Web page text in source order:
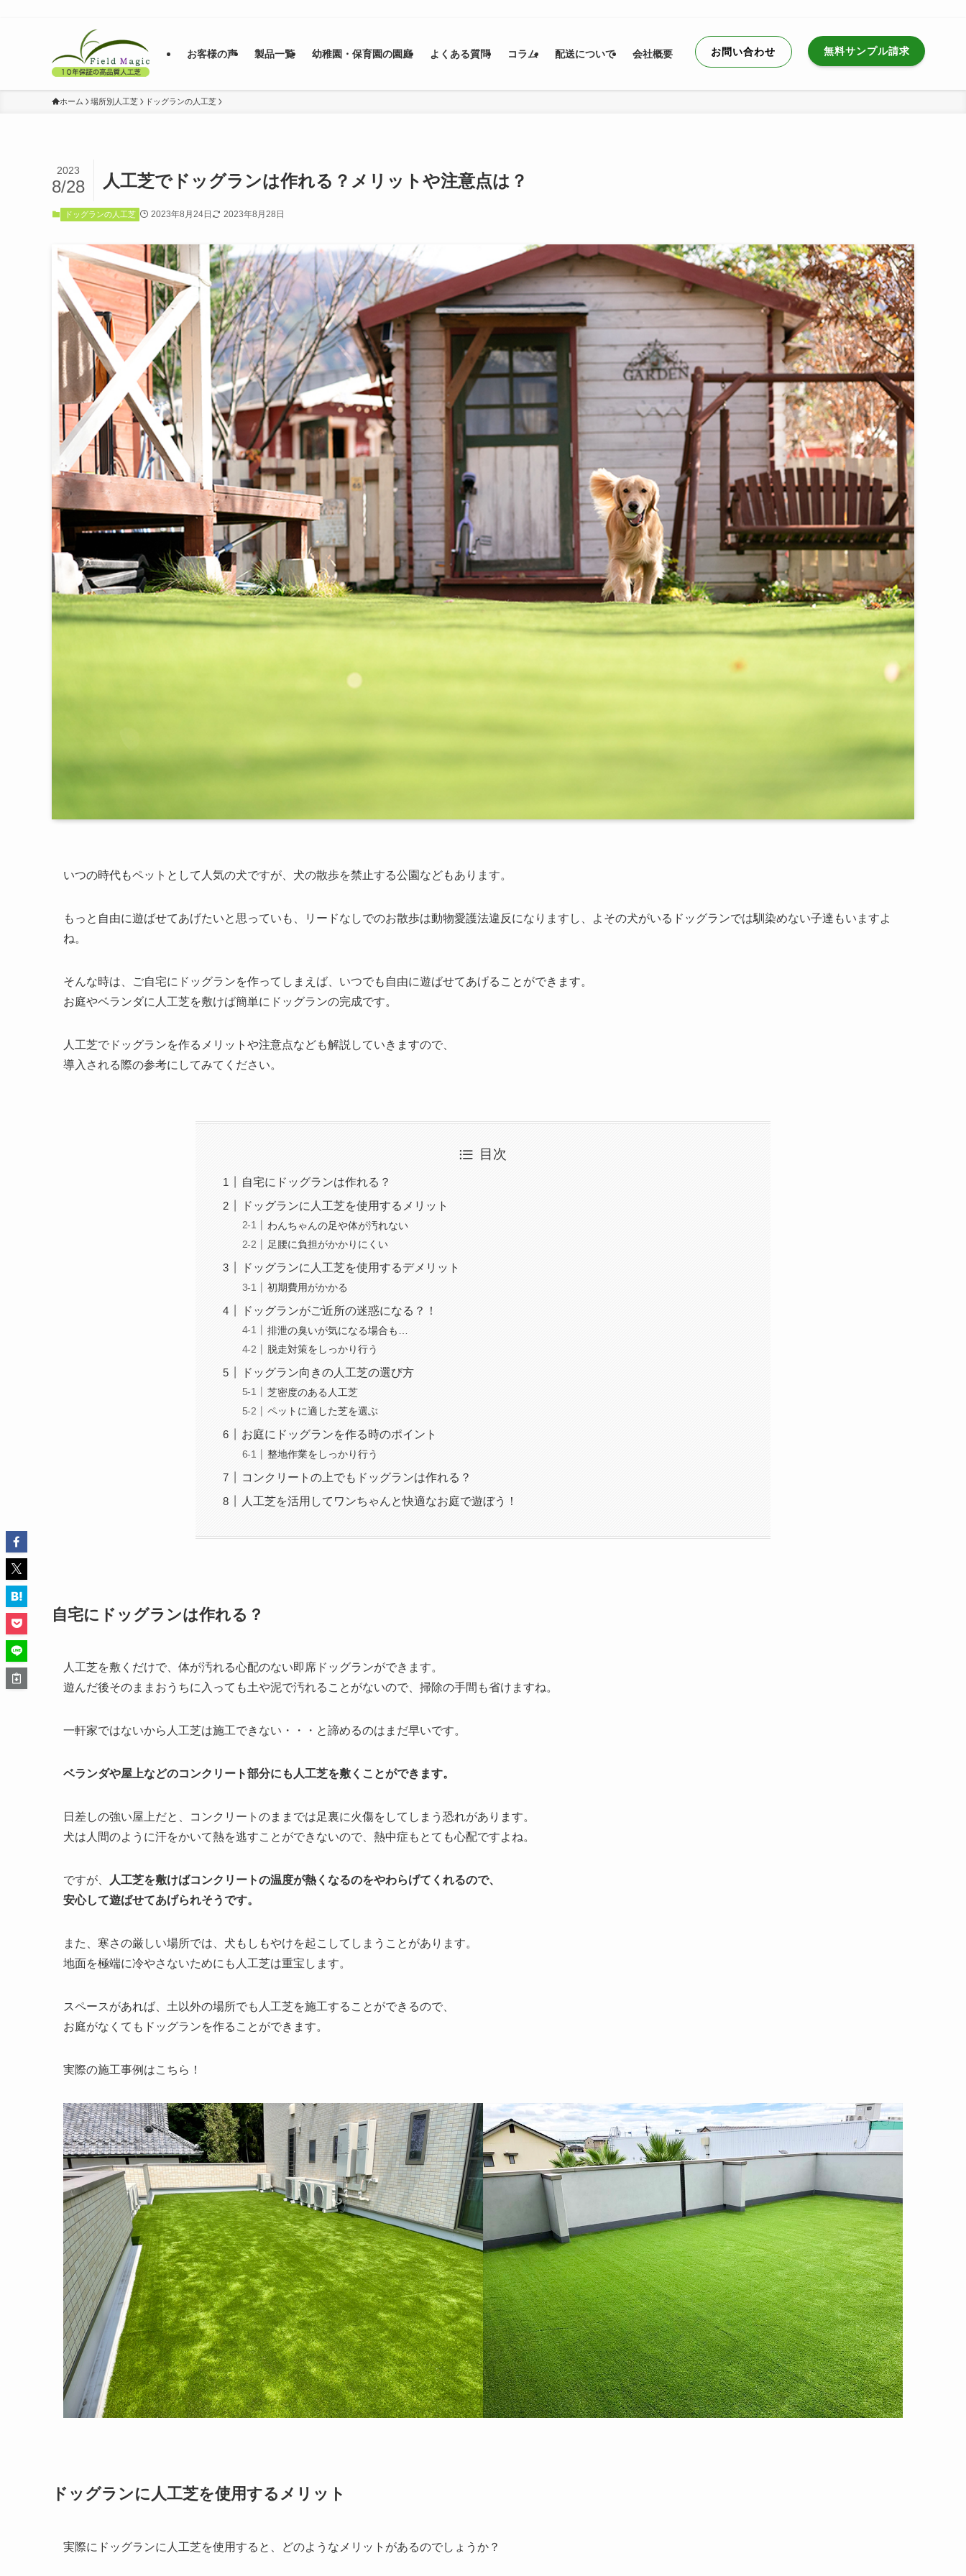
お客様の声 製品一覧 幼稚園・保育園の園庭 よくある質問 コラム 配送について 会社概要 お問い合わせ 無料サンプル請求
ホーム 場所別人工芝 ドッグランの人工芝
人工芝でドッグランは作れる？メリットや注意点は？
2023
8/28
ドッグランの人工芝 2023年8月24日 2023年8月28日
いつの時代もペットとして人気の犬ですが、犬の散歩を禁止する公園などもあります。
もっと自由に遊ばせてあげたいと思っていも、リードなしでのお散歩は動物愛護法違反になりますし、よその犬がいるドッグランでは馴染めない子達もいますよ
ね。
そんな時は、ご自宅にドッグランを作ってしまえば、いつでも自由に遊ばせてあげることができます。
お庭やベランダに人工芝を敷けば簡単にドッグランの完成です。
人工芝でドッグランを作るメリットや注意点なども解説していきますので、
導入される際の参考にしてみてください。
目次
自宅にドッグランは作れる？
ドッグランに人工芝を使用するメリット
わんちゃんの足や体が汚れない
足腰に負担がかかりにくい
ドッグランに人工芝を使用するデメリット
初期費用がかかる
ドッグランがご近所の迷惑になる？！
排泄の臭いが気になる場合も…
脱走対策をしっかり行う
ドッグラン向きの人工芝の選び方
芝密度のある人工芝
ペットに適した芝を選ぶ
お庭にドッグランを作る時のポイント
整地作業をしっかり行う
コンクリートの上でもドッグランは作れる？
人工芝を活用してワンちゃんと快適なお庭で遊ぼう！
自宅にドッグランは作れる？
人工芝を敷くだけで、体が汚れる心配のない即席ドッグランができます。
遊んだ後そのままおうちに入っても土や泥で汚れることがないので、掃除の手間も省けますね。
一軒家ではないから人工芝は施工できない・・・と諦めるのはまだ早いです。
ベランダや屋上などのコンクリート部分にも人工芝を敷くことができます。
日差しの強い屋上だと、コンクリートのままでは足裏に火傷をしてしまう恐れがあります。
犬は人間のように汗をかいて熱を逃すことができないので、熱中症もとても心配ですよね。
ですが、
人工芝を敷けばコンクリートの温度が熱くなるのをやわらげてくれるので、
安心して遊ばせてあげられそうです。
また、寒さの厳しい場所では、犬もしもやけを起こしてしまうことがあります。
地面を極端に冷やさないためにも人工芝は重宝します。
スペースがあれば、土以外の場所でも人工芝を施工することができるので、
お庭がなくてもドッグランを作ることができます。
実際の施工事例はこちら！
ドッグランに人工芝を使用するメリット
実際にドッグランに人工芝を使用すると、どのようなメリットがあるのでしょうか？